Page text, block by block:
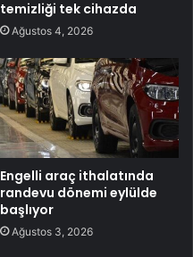
temizliği tek cihazda
Ağustos 4, 2026
Engelli araç ithalatında
randevu dönemi eylülde
başlıyor
Ağustos 3, 2026